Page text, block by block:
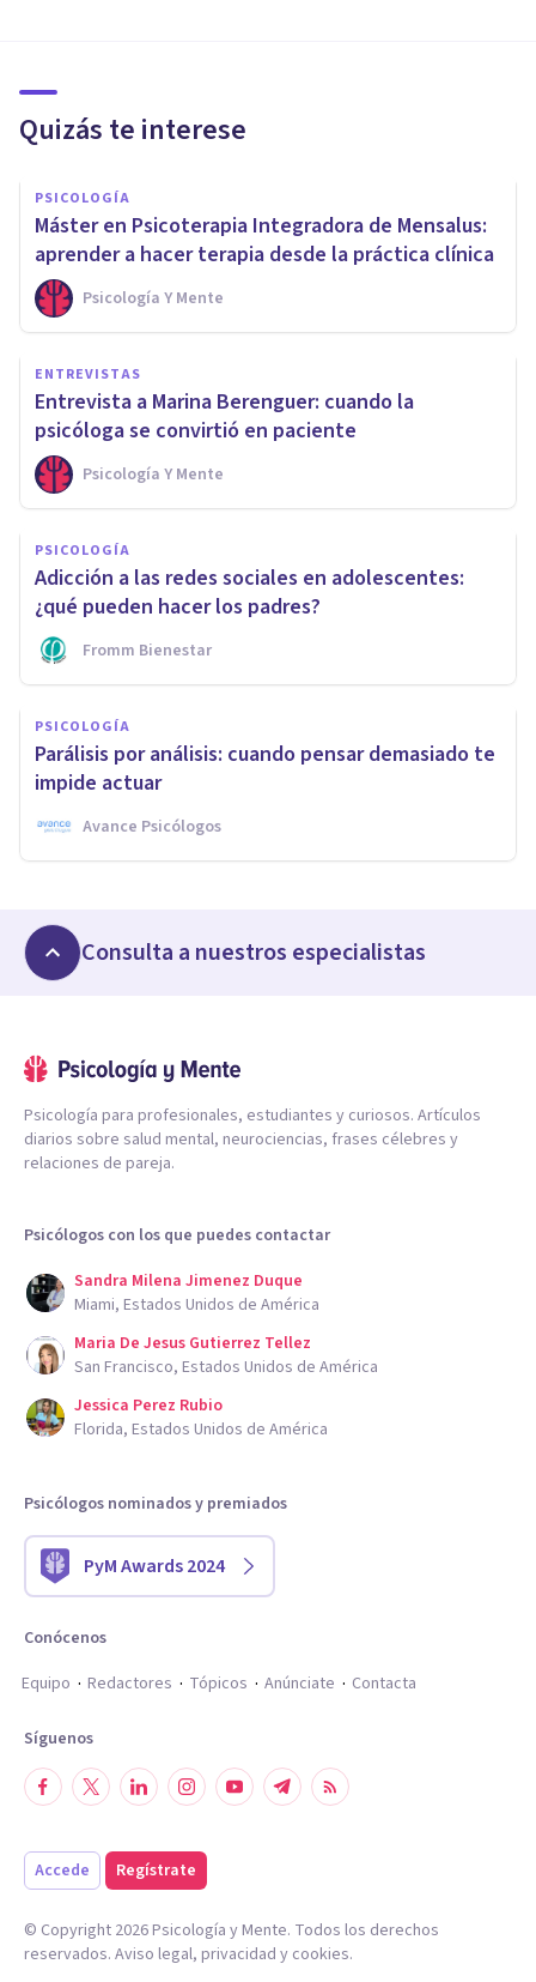
Quizás te interese
PSICOLOGÍA
Máster en Psicoterapia Integradora de Mensalus:
aprender a hacer terapia desde la práctica clínica
Psicología Y Mente
ENTREVISTAS
Entrevista a Marina Berenguer: cuando la
psicóloga se convirtió en paciente
Psicología Y Mente
PSICOLOGÍA
Adicción a las redes sociales en adolescentes:
¿qué pueden hacer los padres?
Fromm Bienestar
PSICOLOGÍA
Parálisis por análisis: cuando pensar demasiado te
impide actuar
Avance Psicólogos
Consulta a nuestros especialistas
Psicología para profesionales, estudiantes y curiosos. Artículos
diarios sobre salud mental, neurociencias, frases célebres y
relaciones de pareja.
Psicólogos con los que puedes contactar
Sandra Milena Jimenez Duque
Miami, Estados Unidos de América
Maria De Jesus Gutierrez Tellez
San Francisco, Estados Unidos de América
Jessica Perez Rubio
Florida, Estados Unidos de América
Psicólogos nominados y premiados
PyM Awards 2024
Conócenos
Equipo
Redactores Tópicos Anúnciate Contacta
Síguenos
Accede Regístrate
© Copyright 2026Psicología y Mente. Todos los derechos
reservados. Aviso legal, privacidad y cookies.